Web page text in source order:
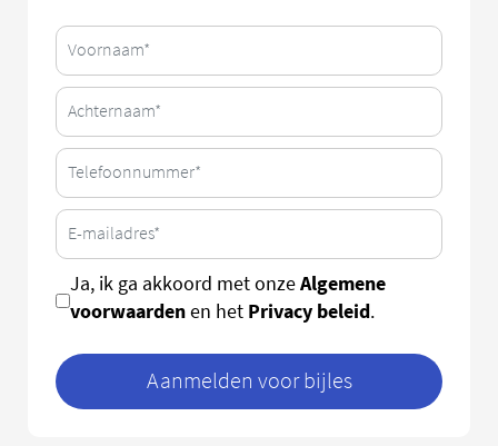
Ja, ik ga akkoord met onzeAlgemene
voorwaardenen het Privacy beleid.
Aanmelden voor bijles